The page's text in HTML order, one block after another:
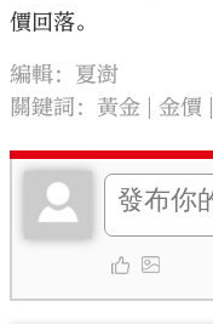
價回落。
編輯：夏澍
關鍵詞： 黃金 金價